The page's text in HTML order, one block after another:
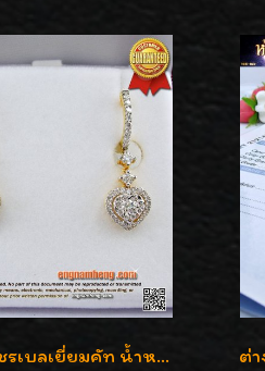
ต่างหูเพชรเบลเยี่ยมคัท น้ำหนักเพชร 0.99 กะรัต ต่างหูห้อยตุ้งติ้งหัวใจสวยน่ารักใส่ได้ทุกวันค่ะ